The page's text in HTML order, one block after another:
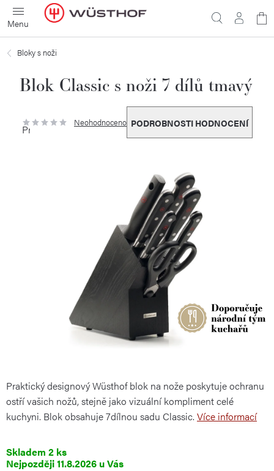
Přejít
na
obsah
Bloky s noži
Blok Classic s noži 7 dílů tmavý
Průměrné
hodnocení
Neohodnoceno PODROBNOSTI HODNOCENÍ
Praktický designový Wüsthof blok na nože poskytuje ochranu
ostří vašich nožů, stejně jako vizuální kompliment celé
kuchyni. Blok obsahuje 7dílnou sadu Classic. Více informací
Skladem 2 ks
11.8.2026